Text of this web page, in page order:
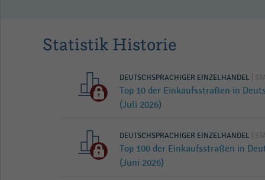
Statistik Historie
DEUTSCHSPRACHIGER EINZELHANDEL |
Top 10 der Einkaufsstraßen in
(Juli 2026)
DEUTSCHSPRACHIGER EINZELHANDEL |
Top 100 der Einkaufsstraßen in
(Juni 2026)